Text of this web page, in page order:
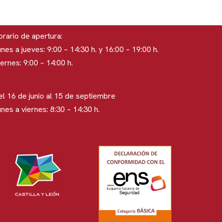
de apertura:
a jueves: 9:00 – 14:30 h. y 16:00 – 19:00 h.
9:00 – 14:00 h.
16 de junio al 15 de septiembre
a viernes: 8:30 – 14:30 h.